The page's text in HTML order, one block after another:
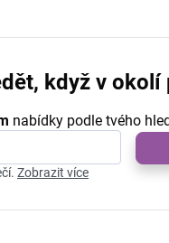
když v
nabídky podle tvého
Zobrazit více